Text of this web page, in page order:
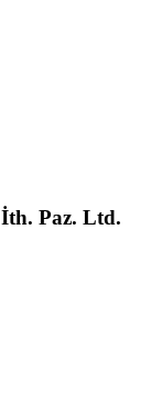
Paz. Ltd.